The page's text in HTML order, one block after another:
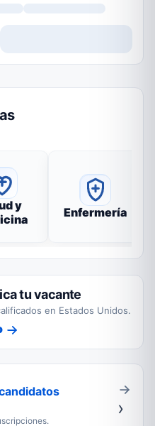
y
Enfermería
tu vacante
en Estados Unidos.